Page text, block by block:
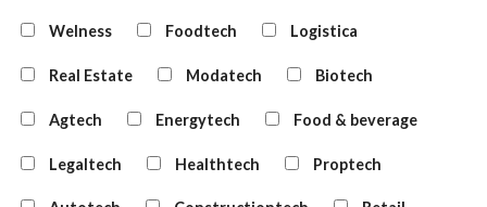
Welness Foodtech Logistica
Real Estate Modatech Biotech
Agtech Energytech Food & beverage
Legaltech Healthtech Proptech